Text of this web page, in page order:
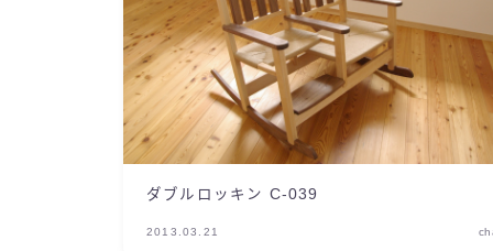
ダブルロッキン C-039
2013.03.21